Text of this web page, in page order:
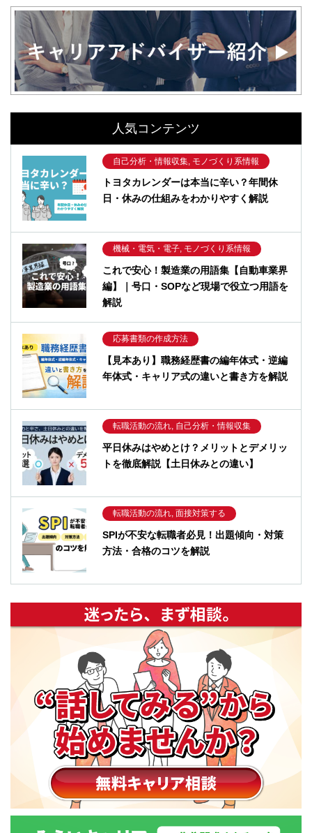
人気コンテンツ
自己分析・情報収集, モノづくり系情報
トヨタカレンダーは本当に辛い？年間休
日・休みの仕組みをわかりやすく解説
機械・電気・電子, モノづくり系情報
これで安心！製造業の用語集【自動車業界
編】｜号口・SOPなど現場で役立つ用語を
解説
応募書類の作成方法
【見本あり】職務経歴書の編年体式・逆編
年体式・キャリア式の違いと書き方を解説
転職活動の流れ, 自己分析・情報収集
平日休みはやめとけ？メリットとデメリッ
トを徹底解説【土日休みとの違い】
転職活動の流れ, 面接対策する
SPIが不安な転職者必見！出題傾向・対策
方法・合格のコツを解説